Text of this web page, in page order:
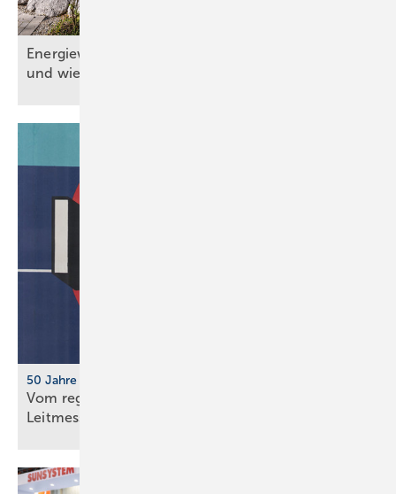
Energiewende: Wo s teht d ie Gebäudetechnik
und wie geht es
50 Jahre IFH/Intherm
Vom regionalen Bran­chen­treff zur süd­deut­schen
Leit­messe